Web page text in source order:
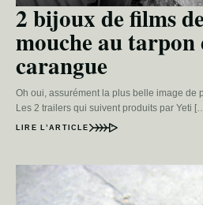
2 bijoux de films
mouche au tarpon
carangue
Oh oui, assurément la plus belle image de
Les 2 trailers qui suivent produits par Yeti
LIRE L’ARTICLE